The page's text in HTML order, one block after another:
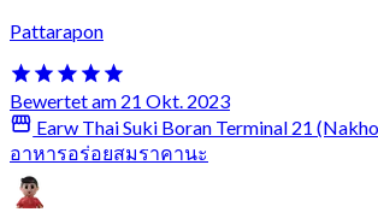
Pattarapon
Bewertet am 21 Okt. 2023
Earw Thai Suki Boran Terminal 21
อาหารอร่อยสมราคานะ